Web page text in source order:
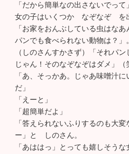
「だから簡単なの出さないでっ
女の子はいくつか なぞなぞ を
「お家をおんぶしている虫はな
パンでも食べられない動物は？」。
（しのさんすかさず）「それパ
じゃん！そのなぞなぞはダメ」（
「あ、そっかあ。じゃあ味噌汁
だ」
「えーと」
「超簡単だよ」
「答えられないふりするのも大
ー」と しのさん。
「あははっ」とっても嬉しそうな